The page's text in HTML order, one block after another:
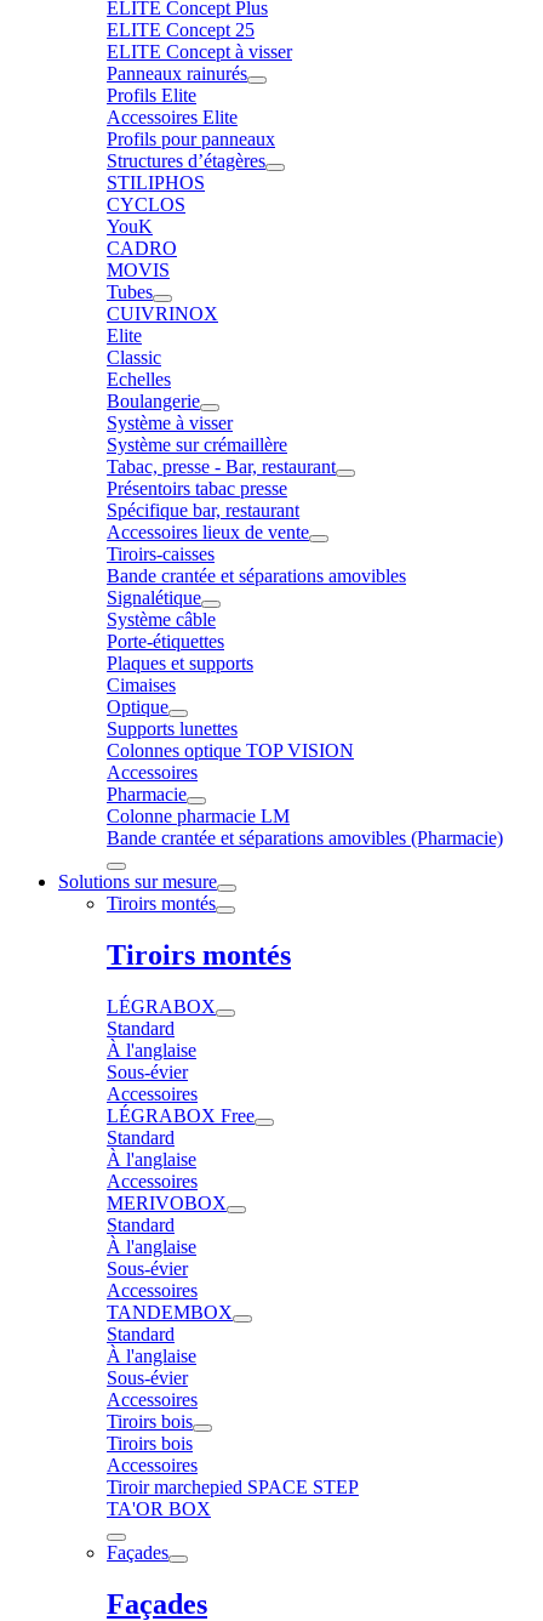
ELITE Concept Plus
ELITE Concept 25
ELITE Concept à visser
Panneaux rainurés
Profils Elite
Accessoires Elite
Profils pour panneaux
Structures d’étagères
STILIPHOS
CYCLOS
YouK
CADRO
MOVIS
Tubes
CUIVRINOX
Elite
Classic
Echelles
Boulangerie
Système à visser
Système sur crémaillère
Tabac, presse - Bar, restaurant
Présentoirs tabac presse
Spécifique bar, restaurant
Accessoires lieux de vente
Tiroirs-caisses
Bande crantée et séparations amovibles
Signalétique
Système câble
Porte-étiquettes
Plaques et supports
Cimaises
Optique
Supports lunettes
Colonnes optique TOP VISION
Accessoires
Pharmacie
Colonne pharmacie LM
Bande crantée et séparations amovibles (Pharmacie)
Solutions sur mesure
Tiroirs montés
Tiroirs montés
LÉGRABOX
Standard
À l'anglaise
Sous-évier
Accessoires
LÉGRABOX Free
Standard
À l'anglaise
Accessoires
MERIVOBOX
Standard
À l'anglaise
Sous-évier
Accessoires
TANDEMBOX
Standard
À l'anglaise
Sous-évier
Accessoires
Tiroirs bois
Tiroirs bois
Accessoires
Tiroir marchepied SPACE STEP
TA'OR BOX
Façades
Façades